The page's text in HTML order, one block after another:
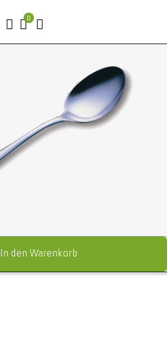
In den Warenkorb